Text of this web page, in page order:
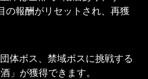
の報酬がリセットされ、再獲
体ボス、禁域ボスに挑戦する
」が獲得できます。